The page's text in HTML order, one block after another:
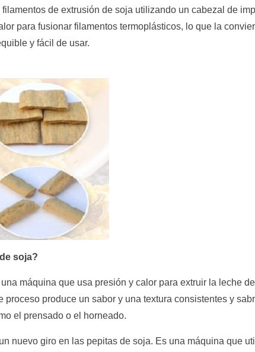
de extrusión de soja utilizando un cabezal de
para fusionar filamentos termoplásticos, lo que la
y fácil de usar.
soja?
máquina que usa presión y calor para extruir la leche
proceso produce un sabor y una textura consistentes y
el prensado o el horneado.
nuevo giro en las pepitas de soja. Es una máquina que